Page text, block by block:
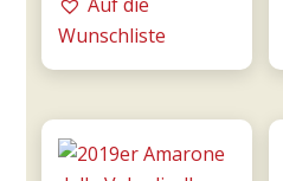
0,75l
Wunschliste